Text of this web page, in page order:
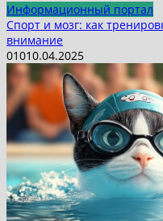
Информационный портал
Спорт и мозг: как
внимание
01010.04.2025